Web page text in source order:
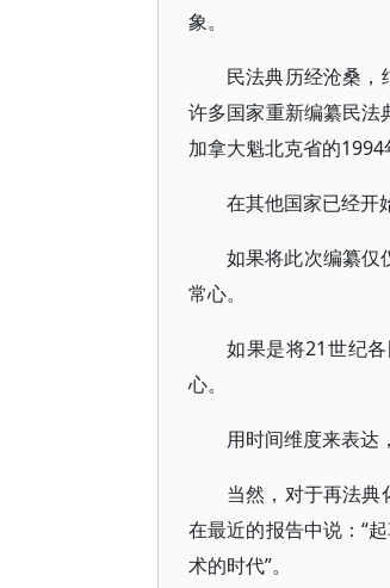
象。
民法典历经沧桑，
许多国家重新编纂民法
加拿大魁北克省的1994
在其他国家已经开
如果将此次编纂仅
常心。
如果是将21世纪
心。
用时间维度来表达
当然，对于再法典
在最近的报告中说：“
术的时代”。